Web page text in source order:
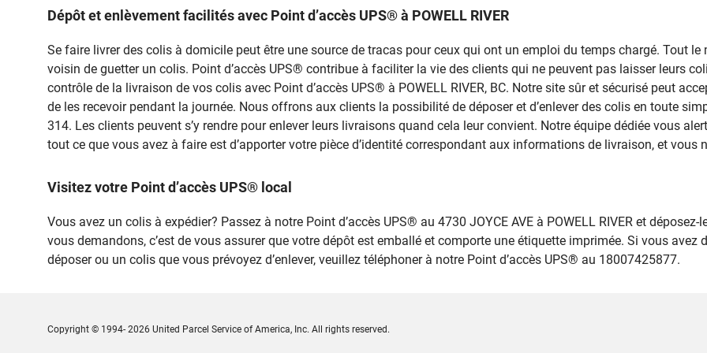
Dépôt et enlèvement facilités avec Point d’accès UPS® à POWELL RIVER
Se faire livrer des colis à domicile peut être une source de tracas pour ceux qui ont un emploi du temps chargé. Tout
voisin de guetter un colis. Point d’accès UPS® contribue à faciliter la vie des clients qui ne peuvent pas laisser leurs
contrôle de la livraison de vos colis avec Point d’accès UPS® à POWELL RIVER, BC. Notre site sûr et sécurisé peut
de les recevoir pendant la journée. Nous offrons aux clients la possibilité de déposer et d’enlever des colis en toute
314. Les clients peuvent s’y rendre pour enlever leurs livraisons quand cela leur convient. Notre équipe dédiée vous
tout ce que vous avez à faire est d’apporter votre pièce d’identité correspondant aux informations de livraison, et vous
Visitez votre Point d’accès UPS® local
Vous avez un colis à expédier? Passez à notre Point d’accès UPS® au 4730 JOYCE AVE à POWELL RIVER et
vous demandons, c’est de vous assurer que votre dépôt est emballé et comporte une étiquette imprimée. Si vous
déposer ou un colis que vous prévoyez d’enlever, veuillez téléphoner à notre Point d’accès UPS® au 18007425877.
Copyright © 1994- 2026 United Parcel Service of America, Inc. All rights reserved.